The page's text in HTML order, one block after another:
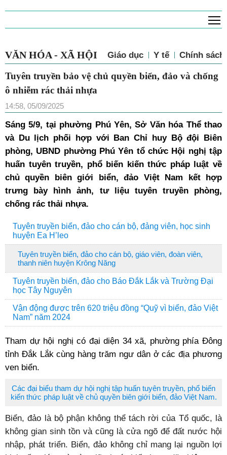
VĂN HÓA - XÃ HỘI Giáo dục Y tế Chính sách
Tuyên truyền bảo vệ chủ quyền biển, đảo và chống
ô nhiễm rác thải nhựa
14:58, 05/09/2025
Sáng 5/9, tại phường Phú Yên, Sở Văn hóa Thể thao
và Du lịch phối hợp với Ban Chỉ huy Bộ đội Biên
phòng, UBND phường Phú Yên tổ chức Hội nghị tập
huấn tuyên truyền, phổ biến kiến thức pháp luật về
chủ quyền biên giới biển, đảo Việt Nam kết hợp
trưng bày hình ảnh, tư liệu tuyên truyền phòng,
chống rác thải nhựa.
Tuyên truyền biển, đảo cho cán bộ, đảng viên, học sinh
huyện Ea H’leo
Tuyên truyền biển, đảo cho cán bộ, giáo viên, đoàn viên,
thanh niên huyện Krông Năng
Tuyên truyền biển, đảo cho Báo Đắk Lắk và Trường Đại
học Tây Nguyên
Vận động được trên 620 triệu đồng “Quỹ vì biển, đảo Việt
Nam” năm 2024
Tham dự hội nghị có đại diện 34 xã, phường phía Đông
tỉnh Đắk Lắk cùng hàng trăm ngư dân ở các địa phương
ven biển.
Các đại biểu tham dự hội nghị tập huấn tuyên truyền, phổ biến
kiến thức pháp luật về chủ quyền biên giới biển, đảo Việt Nam.
Biển, đảo là bộ phận không thể tách rời của Tổ quốc, là
không gian sinh tồn và cũng là cửa ngõ để đất nước hội
nhập, phát triển. Biển, đảo không chỉ mang lại nguồn lợi